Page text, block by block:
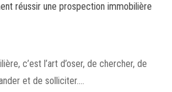
réussir une prospection immobilière
c’est l’art d’oser, de chercher, de
et de solliciter.…